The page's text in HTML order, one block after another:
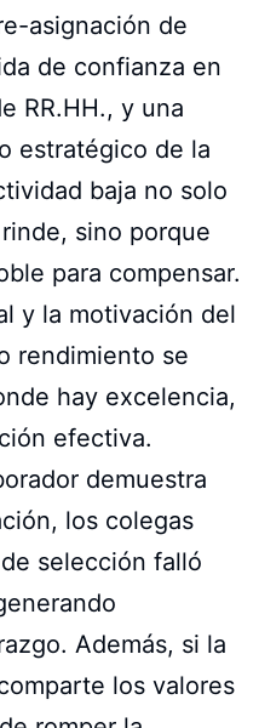
asignación de
de confianza en
RR.HH., y una
estratégico de la
baja no solo
sino porque
para compensar.
y la motivación del
rendimiento se
hay excelencia,
efectiva.
demuestra
los colegas
selección falló
Además, si la
los valores